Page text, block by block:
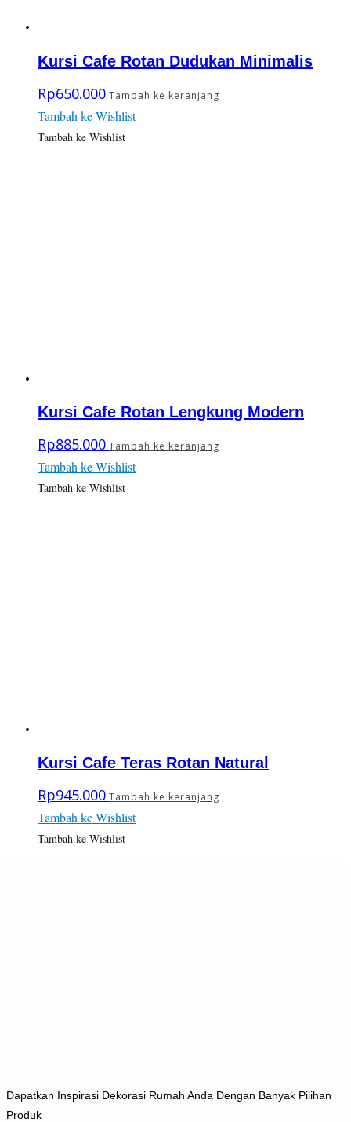
Kursi Cafe Rotan Dudukan Minimalis
Rp650.000 Tambah ke keranjang
Tambah ke Wishlist
Tambah ke Wishlist
Kursi Cafe Rotan Lengkung Modern
Rp885.000 Tambah ke keranjang
Tambah ke Wishlist
Tambah ke Wishlist
Kursi Cafe Teras Rotan Natural
Rp945.000 Tambah ke keranjang
Tambah ke Wishlist
Tambah ke Wishlist
Dapatkan Inspirasi Dekorasi Rumah Anda Dengan Banyak Pilihan
Produk